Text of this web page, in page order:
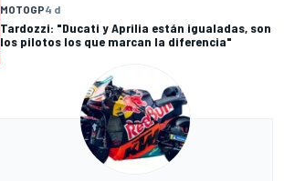
MOTOGP4 d
Tardozzi: "Ducati y Aprilia están igualadas, son
los pilotos los que marcan la diferencia"